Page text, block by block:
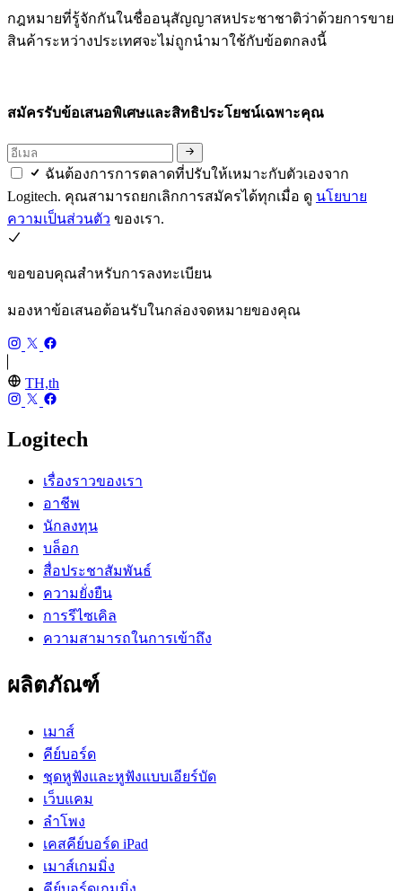
กฎหมายที่รู้จักกันในชื่ออนุสัญญาสหประชาชาติว่าด้วยการขาย
สินค้าระหว่างประเทศจะไม่ถูกนำมาใช้กับข้อตกลงนี้
สมัครรับข้อเสนอพิเศษและสิทธิประโยชน์เฉพาะคุณ
ฉันต้องการการตลาดที่ปรับให้เหมาะกับตัวเองจาก
Logitech. คุณสามารถยกเลิกการสมัครได้ทุกเมื่อ ดู นโยบาย
ความเป็นส่วนตัว ของเรา.
ขอขอบคุณสำหรับการลงทะเบียน
มองหาข้อเสนอต้อนรับในกล่องจดหมายของคุณ
TH,th
Logitech
เรื่องราวของเรา
อาชีพ
นักลงทุน
บล็อก
สื่อประชาสัมพันธ์
ความยั่งยืน
การรีไซเคิล
ความสามารถในการเข้าถึง
ผลิตภัณฑ์
เมาส์
คีย์บอร์ด
ชุดหูฟังและหูฟังแบบเอียร์บัด
เว็บแคม
ลำโพง
เคสคีย์บอร์ด iPad
เมาส์เกมมิ่ง